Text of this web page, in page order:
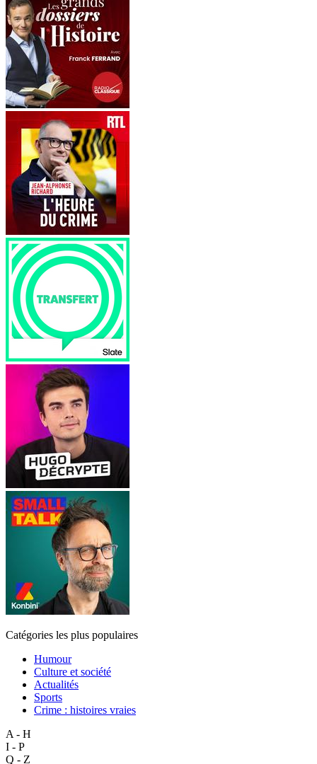
Catégories les plus populaires
Humour
Culture et société
Actualités
Sports
Crime : histoires vraies
A - H
I - P
Q - Z